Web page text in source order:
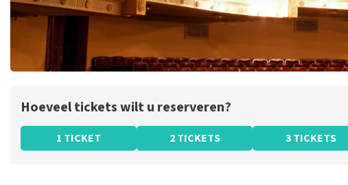
Hoeveel tickets wilt u reserveren?
1 TICKET 2 TICKETS 3 TICKETS